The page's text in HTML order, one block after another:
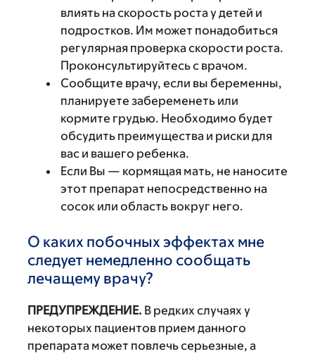
влиять на скорость роста у детей и
подростков. Им может понадобиться
регулярная проверка скорости роста.
Проконсультируйтесь с врачом.
Сообщите врачу, если вы беременны,
планируете забеременеть или
кормите грудью. Необходимо будет
обсудить преимущества и риски для
вас и вашего ребенка.
Если Вы — кормящая мать, не наносите
этот препарат непосредственно на
сосок или область вокруг него.
О каких побочных эффектах мне
следует немедленно сообщать
лечащему врачу?
ПРЕДУПРЕЖДЕНИЕ. В редких случаях у
некоторых пациентов прием данного
препарата может повлечь серьезные, а